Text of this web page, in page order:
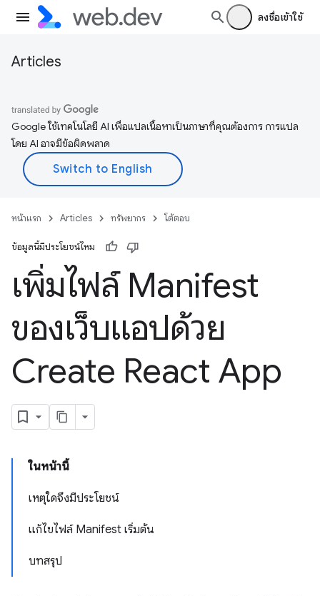
ลงชื่อเข้าใช้
Articles
Google ใช้เทคโนโลยี AI เพื่อแปลเนื้อหาเป็นภาษาที่คุณต้องการ การแปล
โดย AI อาจมีข้อผิดพลาด
หน้าแรก Articles ทรัพยากร โต้ตอบ
ข้อมูลนี้มีประโยชน์ไหม
เพิ่มไฟล์ Manifest
ของเว็บแอปด้วย
Create React App
ในหน้านี้
เหตุใดจึงมีประโยชน์
แก้ไขไฟล์ Manifest เริ่มต้น
บทสรุป